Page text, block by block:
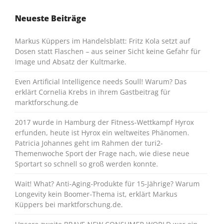
Neueste Beiträge
Markus Küppers im Handelsblatt: Fritz Kola setzt auf
Dosen statt Flaschen – aus seiner Sicht keine Gefahr für
Image und Absatz der Kultmarke.
Even Artificial Intelligence needs Soull! Warum? Das
erklärt Cornelia Krebs in ihrem Gastbeitrag für
marktforschung.de
2017 wurde in Hamburg der Fitness-Wettkampf Hyrox
erfunden, heute ist Hyrox ein weltweites Phänomen.
Patricia Johannes geht im Rahmen der turi2-
Themenwoche Sport der Frage nach, wie diese neue
Sportart so schnell so groß werden konnte.
Wait! What? Anti-Aging-Produkte für 15-Jährige? Warum
Longevity kein Boomer-Thema ist, erklärt Markus
Küppers bei marktforschung.de.